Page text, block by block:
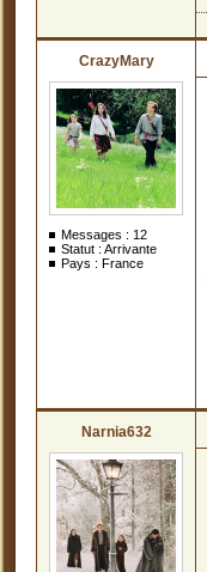
CrazyMary
Messages : 12
Statut : Arrivante
Pays : France
Narnia632